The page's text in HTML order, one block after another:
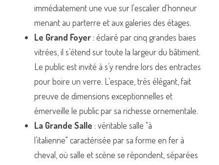
immédiatement une vue sur l'escalier d'honneur
menant au parterre et aux galeries des étages.
Le Grand Foyer : éclairé par cinq grandes baies
vitrées, il s’étend sur toute la largeur du bâtiment.
Le public est invité à s’y rendre lors des entractes
pour boire un verre. L'espace, très élégant, fait
preuve de dimensions exceptionnelles et
émerveille le public par sa richesse ornementale.
La Grande Salle : véritable salle "à
l’italienne" caractérisée par sa forme en fer à
cheval, où salle et scène se répondent, séparées